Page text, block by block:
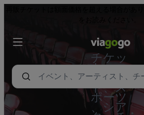
チケッ
ト - コ
ンサー
ト、ス
ポーツ
、シア